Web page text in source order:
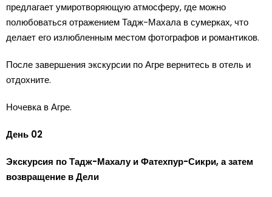
предлагает умиротворяющую атмосферу, где можно
полюбоваться отражением Тадж-Махала в сумерках, что
делает его излюбленным местом фотографов и романтиков.
После завершения экскурсии по Агре вернитесь в отель и
отдохните.
Ночевка в Агре.
День 02
Экскурсия по Тадж-Махалу и Фатехпур-Сикри, а затем
возвращение в Дели